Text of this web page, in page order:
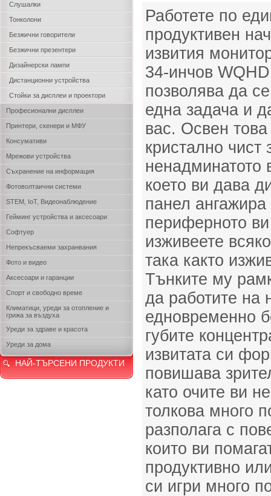
Слушалки
Тонколони
Безжични говорители
Безжични презентери
Дизайнерски лампи
Дистанционни устройства
Стойки за дисплеи и проектори
Професионални дисплеи
Принтери, скенери и МФУ
Консумативи
Мрежови устройства
Съхранение на информация
Фотоволтаични системи
STEM, IoT, Видеонаблюдение
Гейминг устройства и аксесоари
Софтуер
Непрекъсваеми захранвания
Фото и видео
Аксесоари и гаранции
Спорт и свободно време
Климатици, уреди за отопление и
грижа за въздуха
Уреди за здраве и красота
Уреди за дома
НАЙ-ТЪРСЕНИ ПРОДУКТИ
Работете по
продуктивен
извития
34-инчов
позволява да
една задача и
вас. Освен
кристално
ненадминатото
което ви дава
панел
периферното
изживеете
така както
Тънките му
да работите на
едновременно
губите
извитата си
повишава
като очите ви
толкова много
разполага с
които ви
продуктивно
си игри много